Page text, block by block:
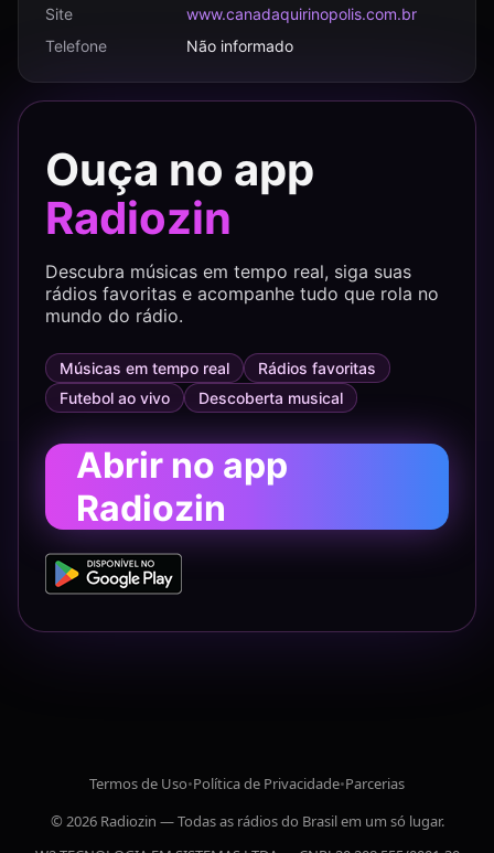
Site
www.canadaquirinopolis.com.br
Telefone
Não informado
Ouça no app
Radiozin
Descubra músicas em tempo real, siga suas
rádios favoritas e acompanhe tudo que rola no
mundo do rádio.
Músicas em tempo real
Rádios favoritas
Futebol ao vivo
Descoberta musical
Abrir no app
Radiozin
Termos de Uso•Política de Privacidade•Parcerias
© 2026 Radiozin — Todas as rádios do Brasil em um só lugar.